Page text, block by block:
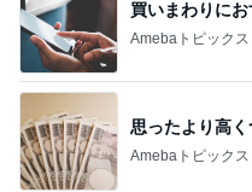
買いまわりに
Amebaトピックス
思ったより高
Amebaトピックス